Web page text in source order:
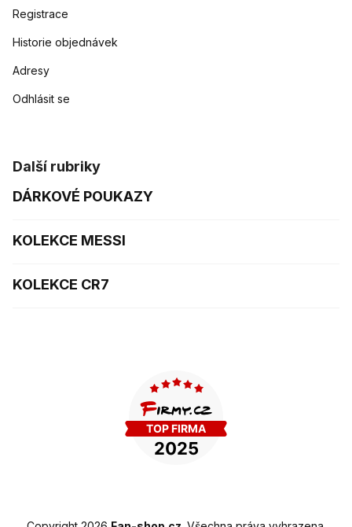
Registrace
Historie objednávek
Adresy
Odhlásit se
Další rubriky
DÁRKOVÉ POUKAZY
KOLEKCE MESSI
KOLEKCE CR7